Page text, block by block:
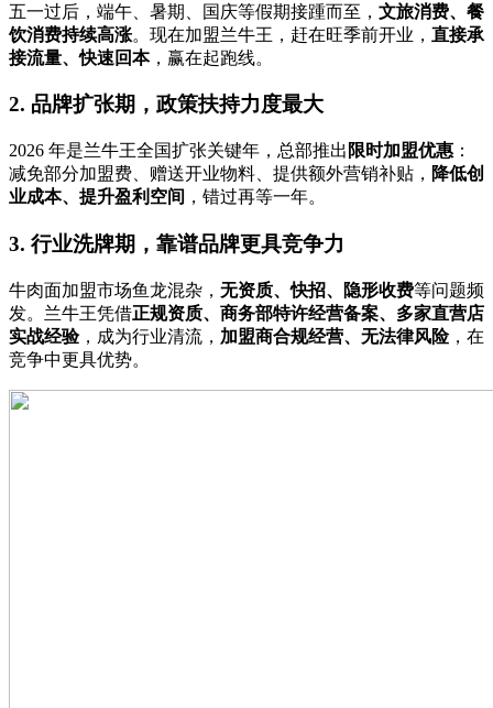
五一过后，端午、暑期、国庆等假期接踵而至， 文旅消费、餐
饮消费持续高涨。现在加盟兰牛王，赶在旺季前开业， 直接承
接流量、快速回本，赢在起跑线。
2. 品牌扩张期，政策扶持力度最大
2026 年是兰牛王全国扩张关键年，总部推出 限时加盟优惠 ：
减免部分加盟费、赠送开业物料、提供额外营销补贴， 降低创
业成本、提升盈利空间 ，错过再等一年。
3. 行业洗牌期，靠谱品牌更具竞争力
牛肉面加盟市场鱼龙混杂， 无资质、快招、隐形收费等问题频
发。兰牛王凭借正规资质、商务部特许经营备案、多家直营店
实战经验，成为行业清流， 加盟商合规经营、无法律风险，在
竞争中更具优势。